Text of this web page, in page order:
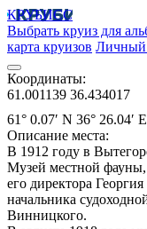
КРУБИСС
Выбрать круиз для
карта круизов Личный
Координаты:
61.001139 36.434017
61° 0.07′ N 36° 26.04′ E
Описание места:
В 1912 году в
Музей местной
его директора
начальника
Винницкого.